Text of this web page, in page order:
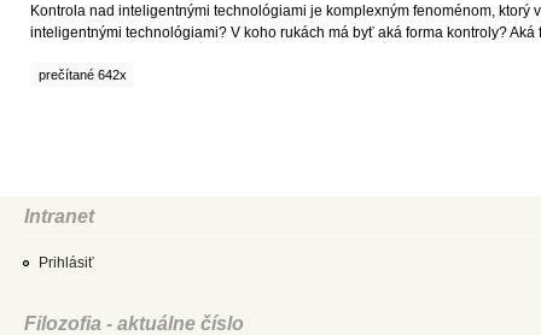
Kontrola nad inteligentnými technológiami je komplexným fenoménom,
inteligentnými technológiami? V koho rukách má byť aká forma kontroly?
prečítané 642x
Intranet
Prihlásiť
Filozofia - aktuálne číslo